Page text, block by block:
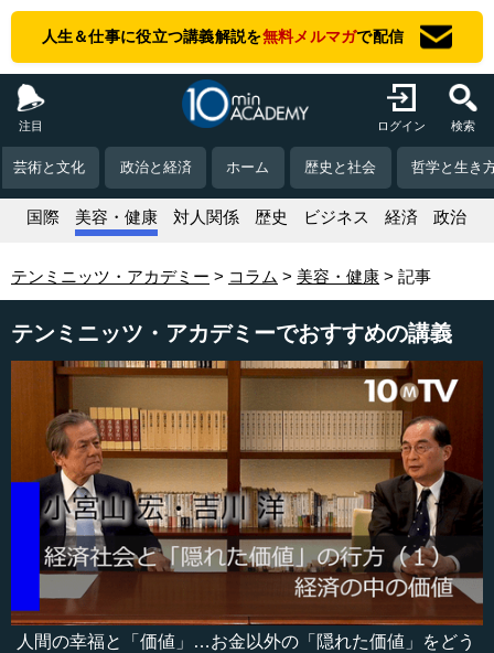
人生＆仕事に役立つ講義解説を無料メルマガで配信
注目 ログイン 検索
芸術と文化 政治と経済 ホーム 歴史と社会 哲学と生き
国際 美容・健康 対人関係 歴史 ビジネス 経済 政治
テンミニッツ・アカデミー コラム 美容・健康 記事
テンミニッツ・アカデミーでおすすめの講義
人間の幸福と「価値」…お金以外の「隠れた価値」をどう